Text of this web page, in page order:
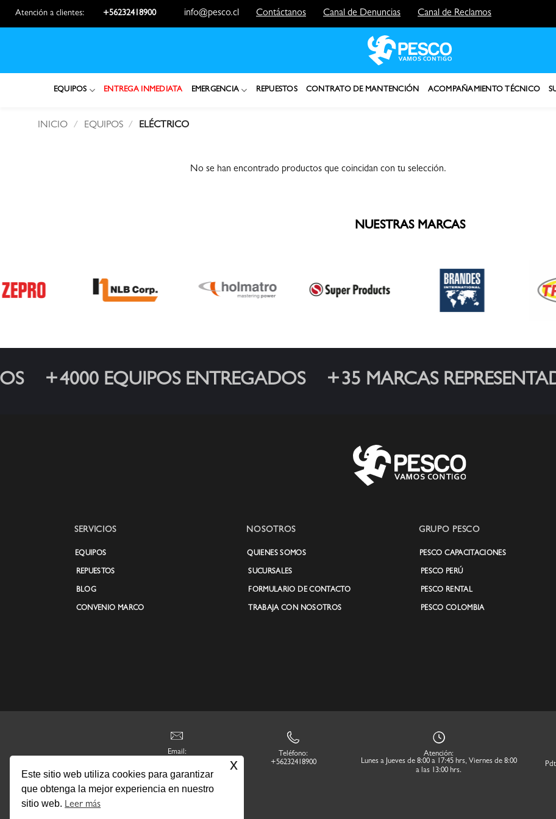
Atención a clientes: +56232418900 info@pesco.cl Contáctanos Canal de Denuncias Canal de Reclamos
EQUIPOS ENTREGA INMEDIATA EMERGENCIA REPUESTOS CONTRATO DE MANTENCIÓN ACOMPAÑAMIENTO TÉCNICO
INICIO / EQUIPOS / ELÉCTRICO
No se han encontrado productos que coincidan con tu selección.
NUESTRAS MARCAS
4000 EQUIPOS ENTREGADOS 35 MARCAS
SERVICIOS
EQUIPOS
REPUESTOS
BLOG
CONVENIO MARCO
NOSOTROS
QUIENES SOMOS
SUCURSALES
FORMULARIO DE CONTACTO
TRABAJA CON NOSOTROS
GRUPO PESCO
PESCO CAPACITACIONES
PESCO PERÚ
PESCO RENTAL
PESCO COLOMBIA
Email:
Teléfono:
+56232418900
Atención:
Lunes a Jueves de 8:00 a 17:45 hrs, Viernes de 8:00
a las 13:00 hrs.
Este sitio web utiliza cookies para garantizar
que obtenga la mejor experiencia en nuestro
sitio web. Leer más
x